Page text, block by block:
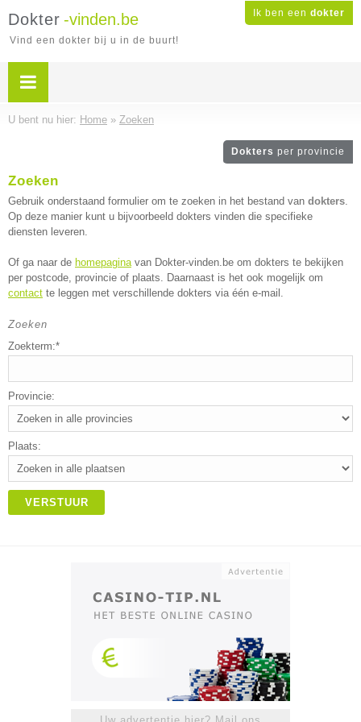
Ik ben een dokter
Dokter -vinden.be
Vind een dokter bij u in de buurt!
U bent nu hier: Home » Zoeken
Dokters per provincie
Zoeken
Gebruik onderstaand formulier om te zoeken in het bestand van dokters.
Op deze manier kunt u bijvoorbeeld dokters vinden die specifieke
diensten leveren.
Of ga naar de homepaginavan Dokter-vinden.be om dokters te bekijken
per postcode, provincie of plaats. Daarnaast is het ook mogelijk om
contact te leggen met verschillende dokters via één e-mail.
Zoeken
Zoekterm:*
Provincie:
Plaats:
VERSTUUR